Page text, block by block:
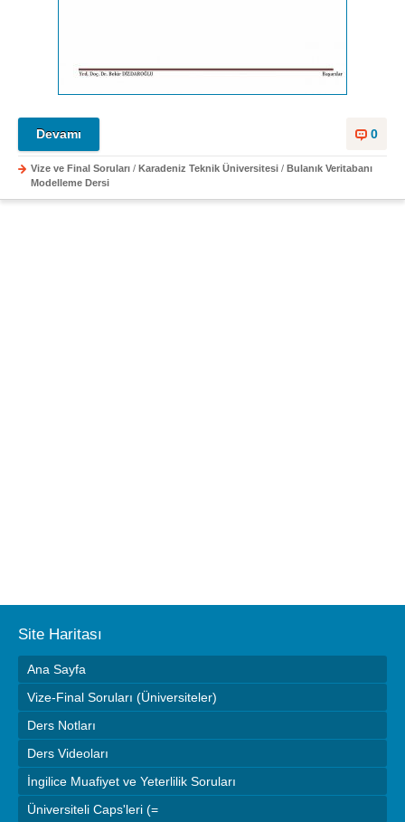
0
Devamı
Vize ve Final Soruları / Karadeniz Teknik Üniversitesi / Bulanık Veritabanı
Modelleme Dersi
Site Haritası
Ana Sayfa
Vize-Final Soruları (Üniversiteler)
Ders Notları
Ders Videoları
İngilice Muafiyet ve Yeterlilik Soruları
Üniversiteli Caps'leri (=